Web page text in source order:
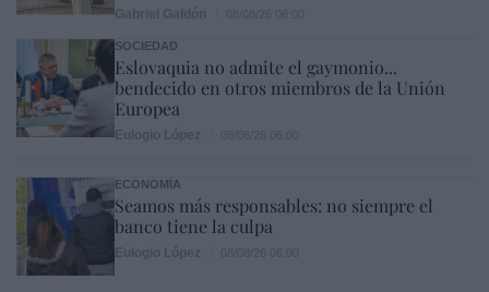
SOCIEDAD
Eslovaquia no admite el gaymonio...
bendecido en otros miembros de la Unión
Europea
ECONOMÍA
Seamos más responsables: no siempre el
banco tiene la culpa